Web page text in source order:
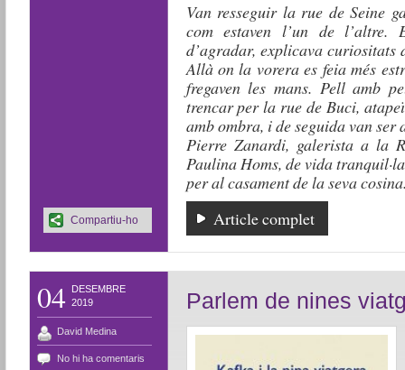
Van resseguir la rue de Seine
com estaven l’un de l’altre.
d’agradar, explicava
Allà on la vorera es feia més
fregaven les mans. Pell amb
trencar per la rue de Buci,
amb ombra, i de seguida van
Pierre Zanardi, galerista a la
Paulina Homs, de vida
per al casament de la seva
Article complet
Compartiu-ho
04
DESEMBRE
2019
David Medina
No hi ha comentaris
Parlem de nines